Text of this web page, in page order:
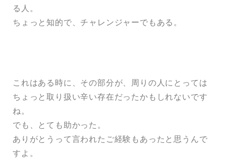
る人。
ちょっと知的で、チャレンジャーでもある。
これはある時に、その部分が、周りの人にとっては
ちょっと取り扱い辛い存在だったかもしれないです
ね。
でも、とても助かった。
ありがとうって言われたご経験もあったと思うんで
すよ。